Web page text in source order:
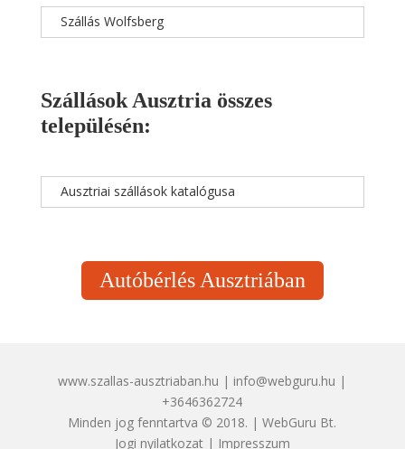
Szállás Wolfsberg
Szállások Ausztria összes
településén:
Ausztriai szállások katalógusa
Autóbérlés Ausztriában
www.szallas-ausztriaban.hu | info@webguru.hu |
+3646362724
Minden jog fenntartva © 2018. | WebGuru Bt.
Jogi nyilatkozat| Impresszum